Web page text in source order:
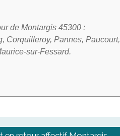
de Montargis 45300 :
Corquilleroy, Pannes, Paucourt,
sur-Fessard.